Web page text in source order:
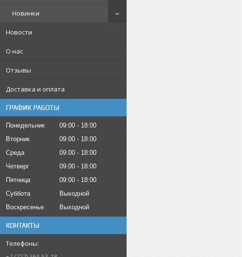
Новинки
Новости
О нас
Отзывы
Доставка и оплата
ГРАФИК РАБОТЫ
Понедельник 09:00
18:00
Вторник
09:00
18:00
Среда
09:00
18:00
Четверг
09:00
18:00
Пятница
09:00
18:00
Суббота
Выходной
Воскресенье
Выходной
КОНТАКТЫ